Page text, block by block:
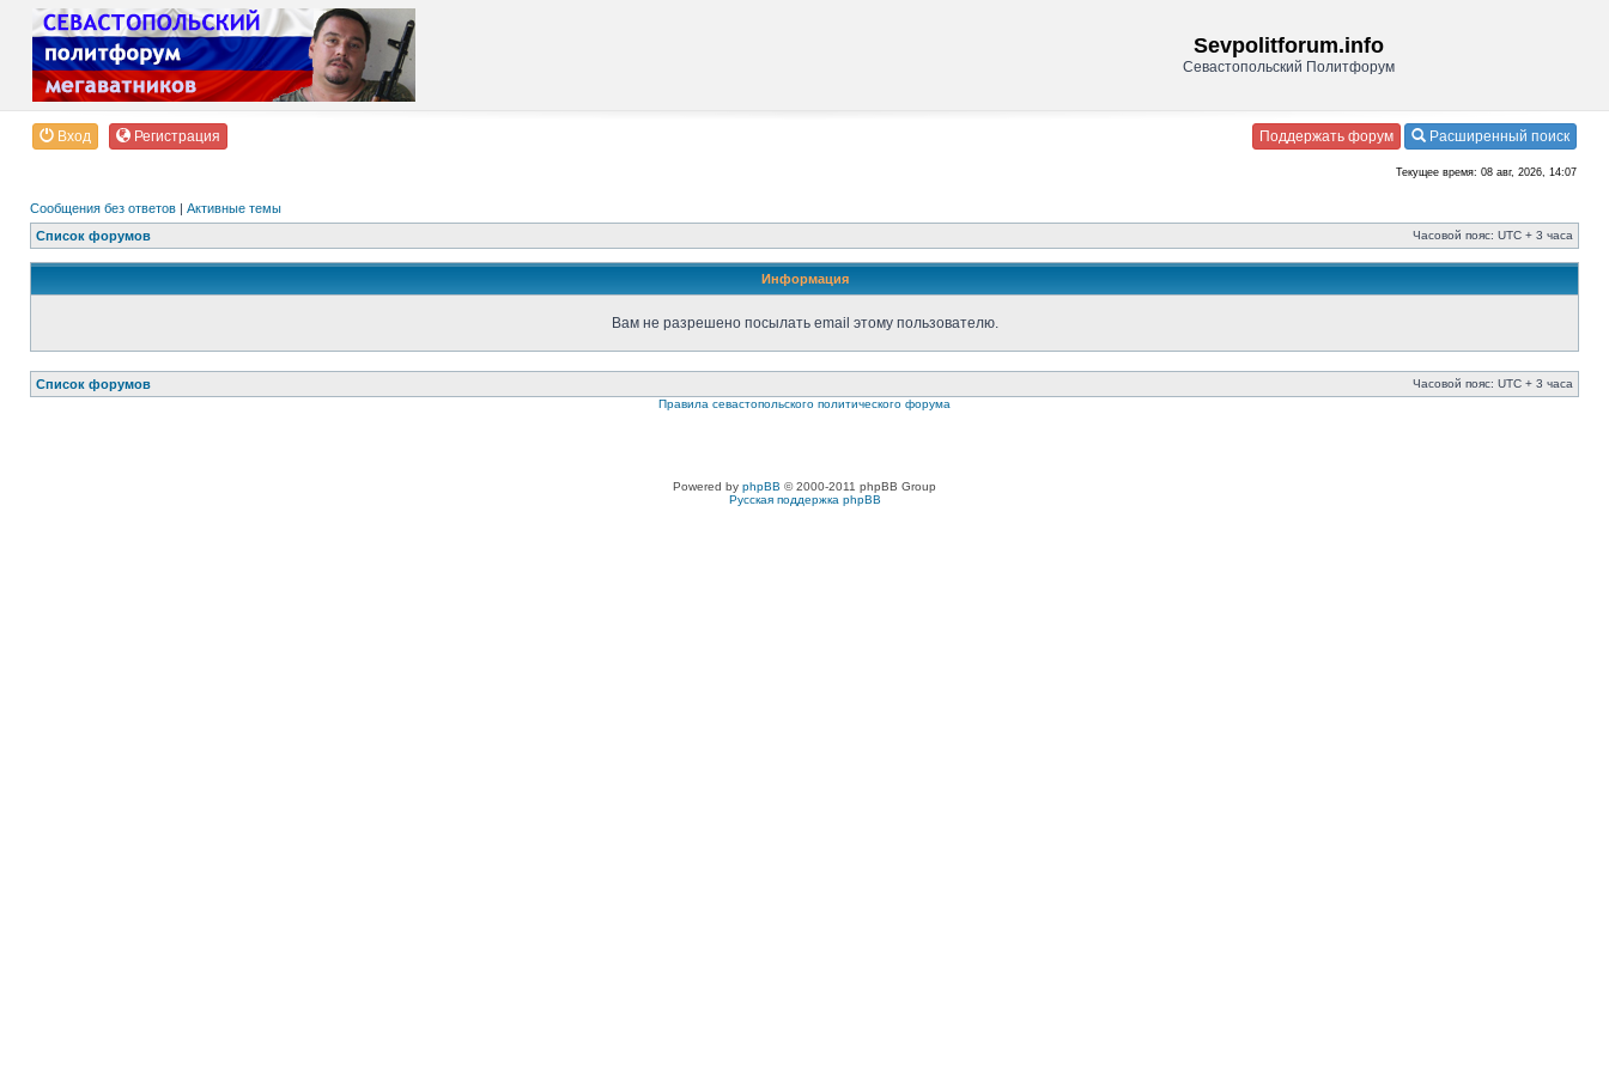
Sevpolitforum.info
Севастопольский Политфорум
Вход Регистрация Поддержать форум Расширенный поиск
Текущее время: 08 авг, 2026, 14:07
Сообщения без ответов | Активные темы
Список форумов
Часовой пояс: UTC + 3 часа
Информация
Вам не разрешено посылать email этому пользователю.
Список форумов
Часовой пояс: UTC + 3 часа
Правила севастопольского политического форума
Powered by phpBB © 2000-2011 phpBB Group
Русская поддержка phpBB